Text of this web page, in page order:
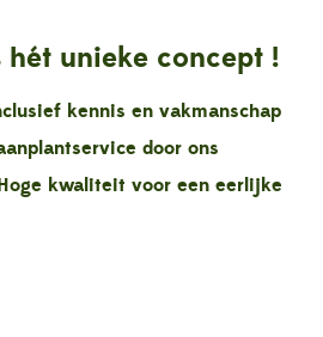
hét unieke concept !
kennis en vakmanschap
door ons
kwaliteit voor een eerlijke